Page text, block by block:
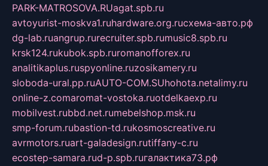
PARK-MATROSOVA.RUagat.spb.ru
avtoyurist-moskva1.ruhardware.org.ruсхема-авто.рф
dg-lab.ruangrup.rurecruiter.spb.rumusic8.spb.ru
krsk124.rukubok.spb.ruromanofforex.ru
analitikaplus.ruspyonline.ruzosikamery.ru
sloboda-ural.pp.ruAUTO-COM.SUhohota.netalimy.ru
online-z.comaromat-vostoka.ruotdelkaexp.ru
mobilvest.rubbd.net.rumebelshop.msk.ru
smp-forum.rubastion-td.rukosmoscreative.ru
avrmotors.ruart-galadesign.rutiffany-c.ru
ecostep-samara.rud-p.spb.ruгалактика73.рф